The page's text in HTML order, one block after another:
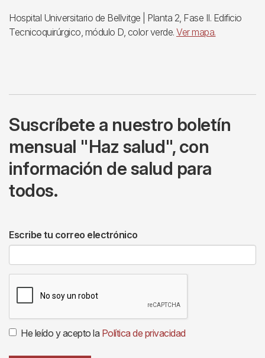
Hospital Universitario de Bellvitge | Planta 2, Fase II. Edificio
Tecnicoquirúrgico, módulo D, color verde. Ver mapa.
Suscríbete a nuestro boletín
mensual "Haz salud", con
información de salud para
todos.
Escribe tu correo electrónico
He leído y acepto la Política de privacidad